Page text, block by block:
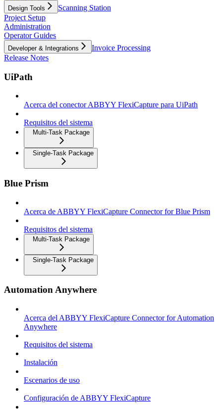
Design Tools
Scanning Station
Project Setup
Administration
Operator Guides
Developer & Integrations
Invoice Processing
Release Notes
UiPath
Acerca del conector ABBYY FlexiCapture para UiPath
Requisitos del sistema
Multi-Task Package
Single-Task Package
Blue Prism
Acerca de ABBYY FlexiCapture Connector for Blue Prism
Requisitos del sistema
Multi-Task Package
Single-Task Package
Automation Anywhere
Acerca del ABBYY FlexiCapture Connector for Automation
Anywhere
Requisitos del sistema
Instalación
Escenarios de uso
Configuración de ABBYY FlexiCapture